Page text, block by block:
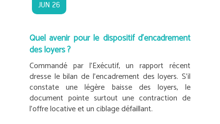
JUN 26
Quel avenir pour le dispositif d’encadrement
des loyers ?
Commandé par l’Exécutif, un rapport récent
dresse le bilan de l’encadrement des loyers. S’il
constate une légère baisse des loyers, le
document pointe surtout une contraction de
l’offre locative et un ciblage défaillant.